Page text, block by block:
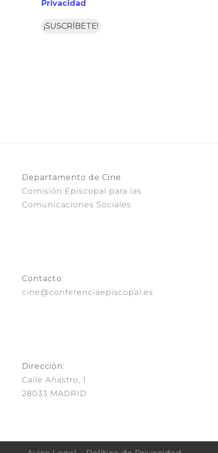
Privacidad
Departamento de Cine
Comisión Episcopal para las
Comunicaciones Sociales
Contacto:
cine@conferenciaepiscopal.es
Dirección:
Calle Añastro, 1
28033 MADRID